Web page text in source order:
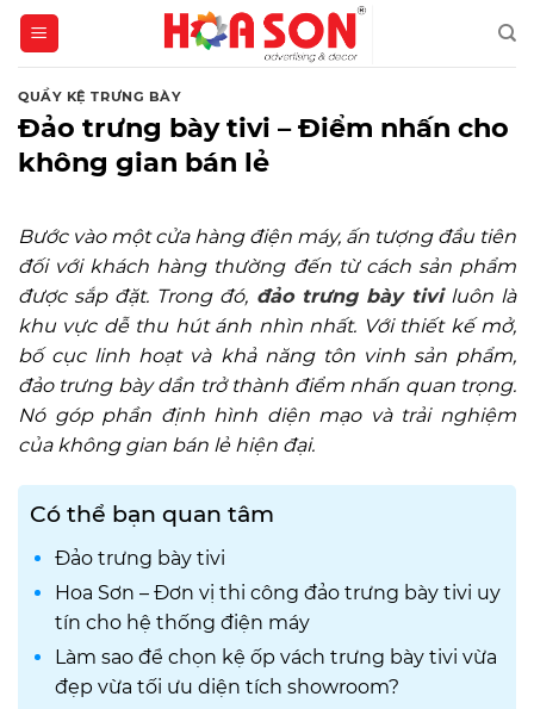
Skip
content
QUẦY KỆ TRƯNG BÀY
Đảo trưng bày tivi – Điểm nhấn cho
không gian bán lẻ
Bước vào một cửa hàng điện máy, ấn tượng đầu tiên
đối với khách hàng thường đến từ cách sản phẩm
được sắp đặt. Trong đó, đảo trưng bày tiviluôn là
khu vực dễ thu hút ánh nhìn nhất. Với thiết kế mở,
bố cục linh hoạt và khả năng tôn vinh sản phẩm,
đảo trưng bày dần trở thành điểm nhấn quan trọng.
Nó góp phần định hình diện mạo và trải nghiệm
của không gian bán lẻ hiện đại.
Có thể bạn quan tâm
Đảo trưng bày tivi
Hoa Sơn – Đơn vị thi công đảo trưng bày tivi uy
tín cho hệ thống điện máy
Làm sao để chọn kệ ốp vách trưng bày tivi vừa
đẹp vừa tối ưu diện tích showroom?